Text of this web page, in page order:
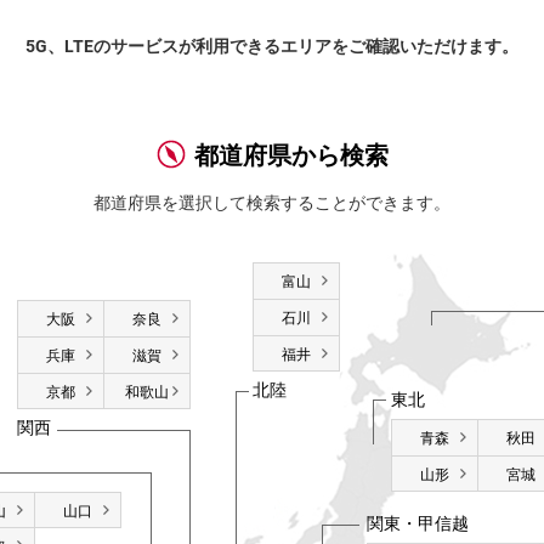
5G、LTEのサービスが利用できるエリアをご確認いただけます。
都道府県から検索
都道府県を選択して検索することができます。
東北
青森 秋田
山形 宮城
関東・甲信越
富山
石川
福井
北陸
大阪 奈良
兵庫 滋賀
京都 和歌山
関西
山口